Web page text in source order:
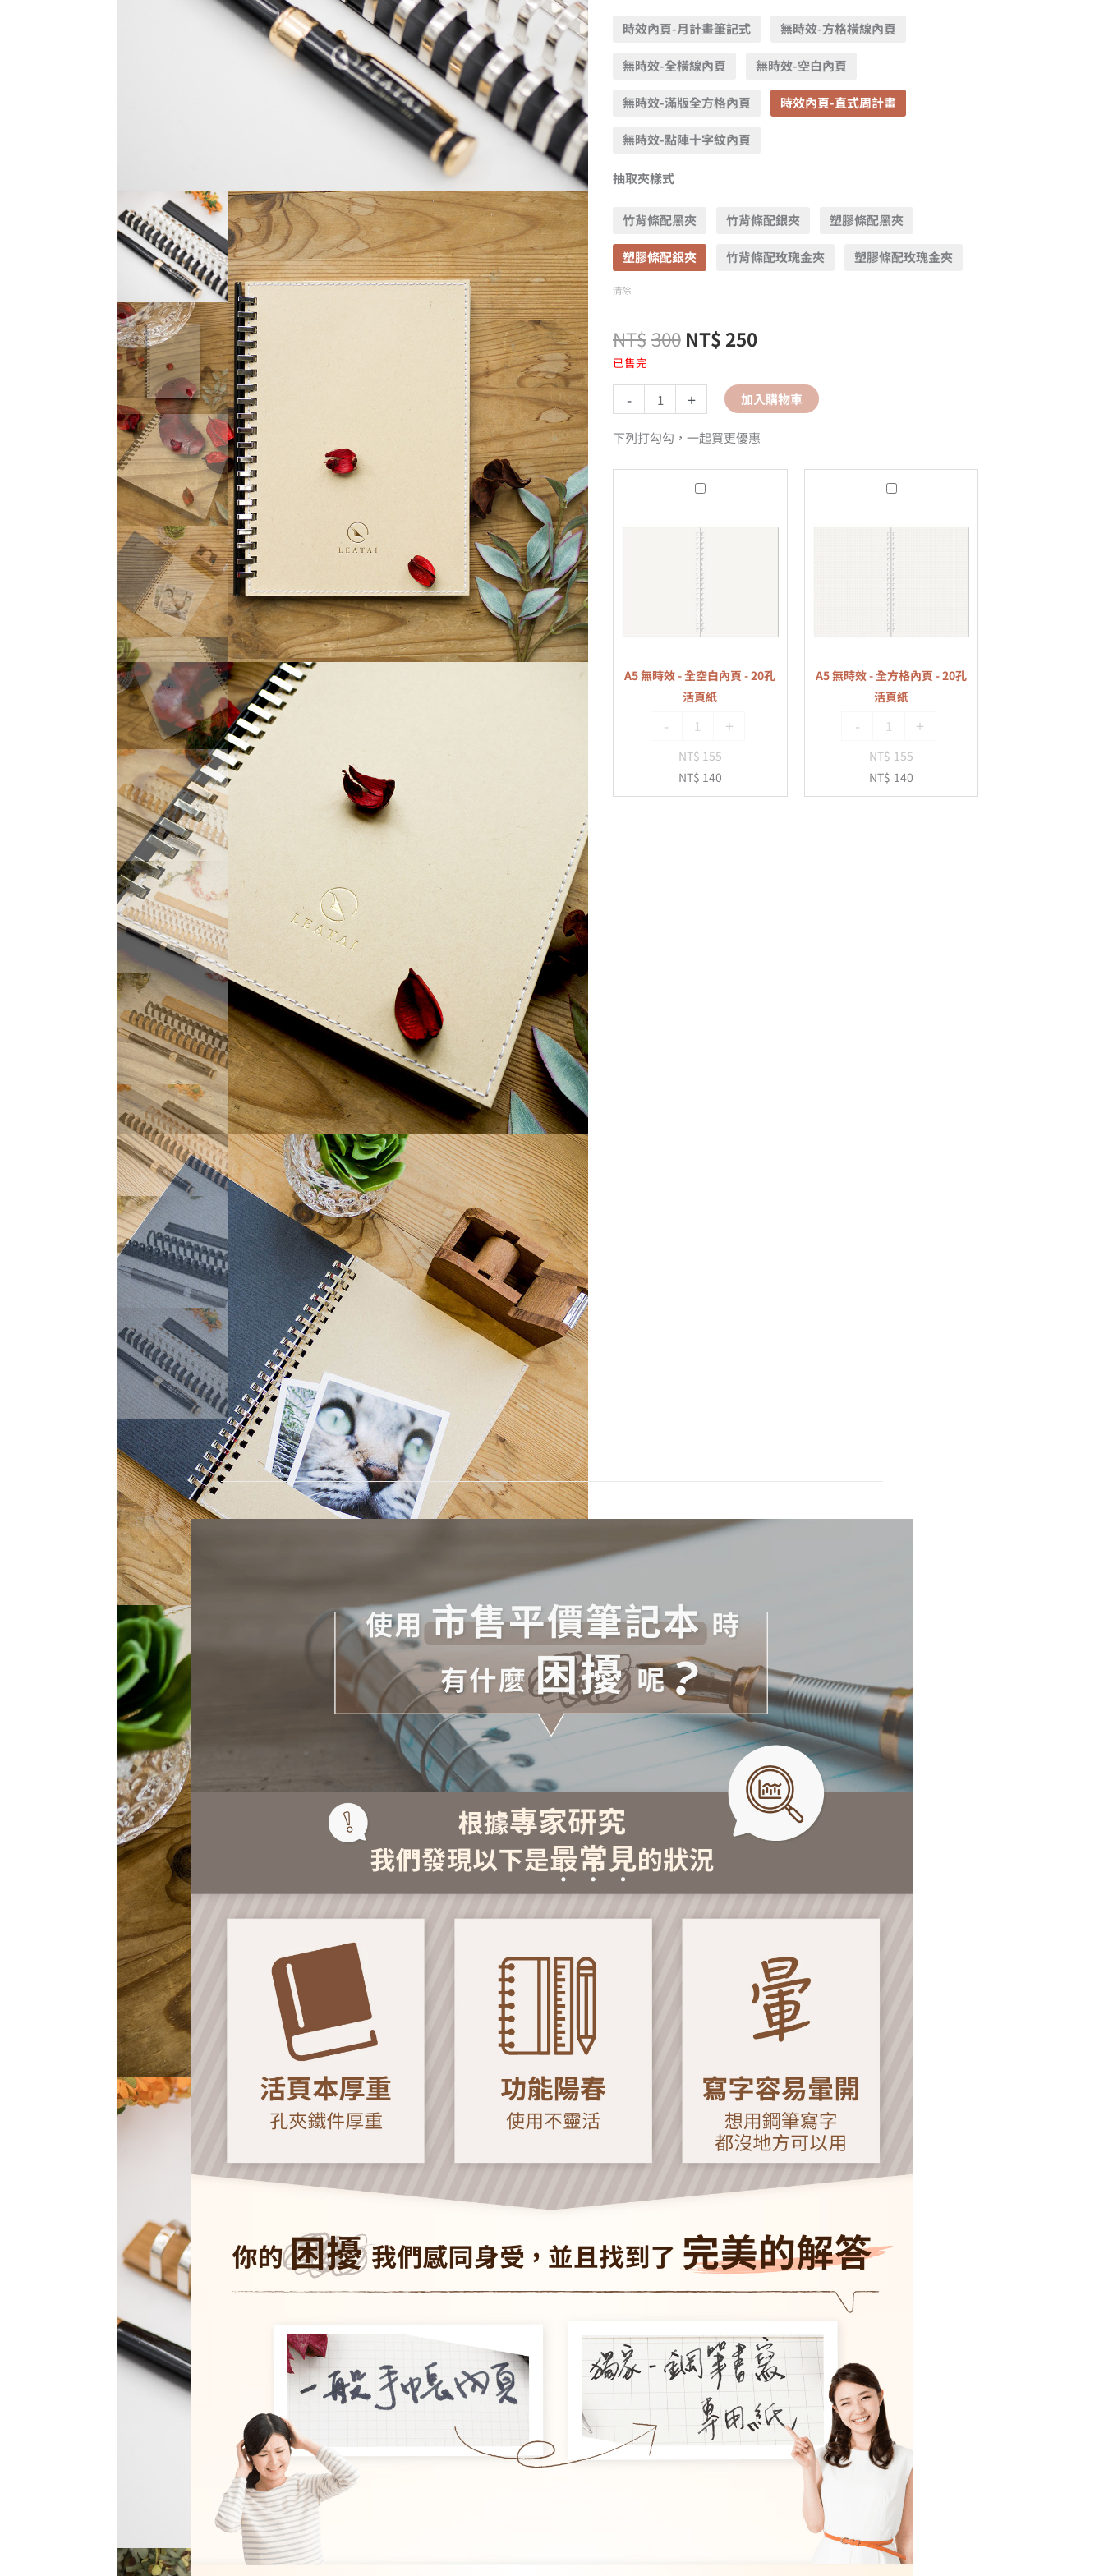
時效內頁-月計畫筆記式 無時效-方格橫線內頁
無時效-全橫線內頁 無時效-空白內頁
無時效-滿版全方格內頁 時效內頁-直式周計畫
無時效-點陣十字紋內頁
抽取夾樣式
竹背條配黑夾 竹背條配銀夾 塑膠條配黑夾
塑膠條配銀夾 竹背條配玫瑰金夾 塑膠條配玫瑰金夾
清除
NT$300 NT$ 250
已售完
- + 加入購物車
下列打勾勾，一起買更優惠
A5
時
效
-
全
空
白
頁
-
20
活
頁
A5 無時效 - 全空白內頁 - 20孔
活頁紙
- +
NT$155
NT$ 140
A5
時
效
-
全
方
格
頁
-
20
活
頁
A5 無時效 - 全方格內頁 - 20孔
活頁紙
- +
NT$155
NT$ 140